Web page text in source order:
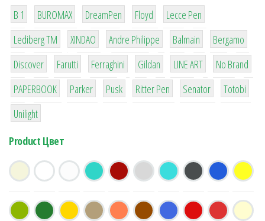
B 1
1
BUROMAX
1
DreamPen
2
Floyd
2
Lecce Pen
3
Lediberg ТМ
3
XINDAO
1
Andre Philippe
4
Balmain
26
Bergamo
64
Discover
299
Farutti
4
Ferraghini
42
Gildan
4
LINE ART
90
No Brand
8
PAPERBOOK
6
Parker
2
Pusk
22
Ritter Pen
15
Senator
43
Totobi
1
Unilight
Product Цвет